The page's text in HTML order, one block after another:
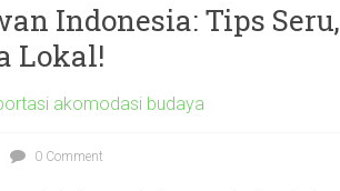
Indonesia: Tips Seru,
Lokal!
akomodasi budaya
0 Comment